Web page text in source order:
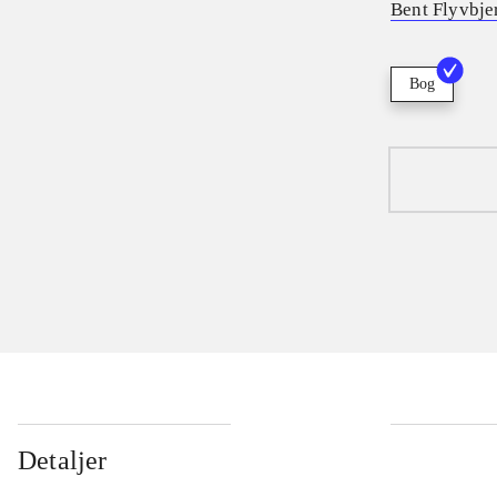
Bent
Bog
Detaljer